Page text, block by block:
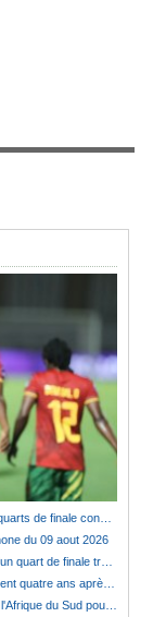
de finale connues
du 09 aout 2026
de finale très attendu
ans après la finale
aller chercher la victoire
donne un
- Les chiffres